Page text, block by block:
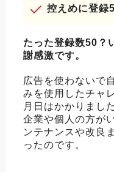
控えめに登録
たった登録数50？
謝感激です。
広告を使わないで
みを使用したチャ
月日はかかりまし
企業や個人の方が
ンテナンスや改良
ったのです。